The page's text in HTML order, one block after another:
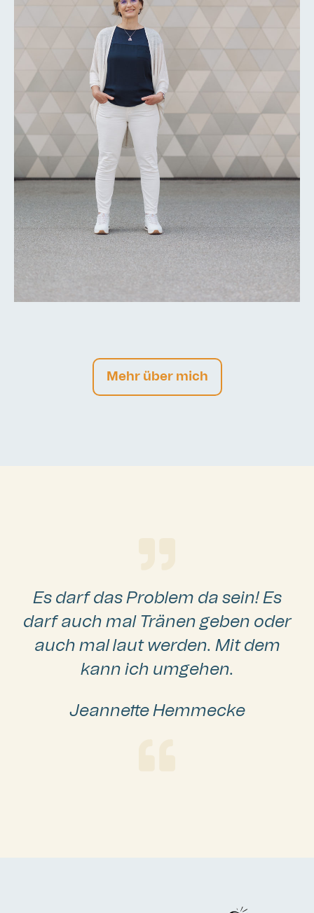
Mehr über mich
Es darf das Problem da sein! Es
darf auch mal Tränen geben oder
auch mallaut werden. Mit dem
kann ich umgehen.
Jeannette Hemmecke